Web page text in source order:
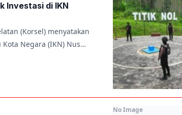
Investasi di IKN
(Korsel) menyatakan
Negara (IKN) Nus…
No Image